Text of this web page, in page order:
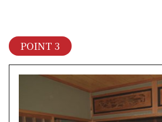
POINT 3